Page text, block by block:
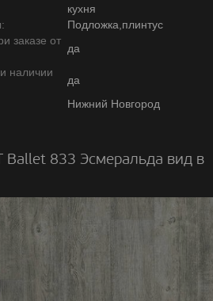
кухня
Подложка,плинтус
заказе от
да
наличии
да
Нижний Новгород
Ballet 833 Эсмеральда вид в